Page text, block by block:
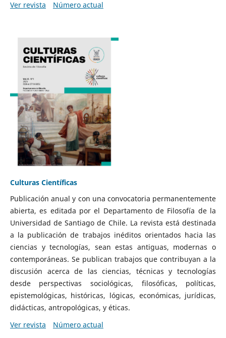
Ver revista
Número actual
Culturas Científicas
Publicación anual y con una convocatoria permanentemente
abierta, es editada por el Departamento de Filosofía de la
Universidad de Santiago de Chile. La revista está destinada
a la publicación de trabajos inéditos orientados hacia las
ciencias y tecnologías, sean estas antiguas, modernas o
contemporáneas. Se publican trabajos que contribuyan a la
discusión acerca de las ciencias, técnicas y tecnologías
desde perspectivas sociológicas, filosóficas, políticas,
epistemológicas, históricas, lógicas, económicas, jurídicas,
didácticas, antropológicas, y éticas.
Ver revista
Número actual